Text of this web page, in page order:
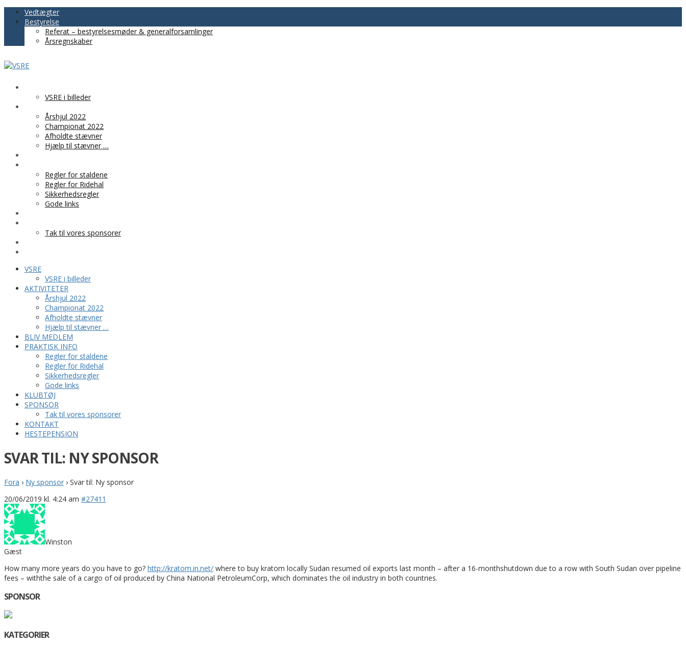
Vedtægter
Bestyrelse
Referat – bestyrelsesmøder & generalforsamlinger
Årsregnskaber
VSRE i billeder
Årshjul 2022
Championat 2022
Afholdte stævner
Hjælp til stævner …
Regler for staldene
Regler for Ridehal
Sikkerhedsregler
Gode links
Tak til vores sponsorer
VSRE
VSRE i billeder
AKTIVITETER
Årshjul 2022
Championat 2022
Afholdte stævner
Hjælp til stævner …
BLIV MEDLEM
PRAKTISK INFO
Regler for staldene
Regler for Ridehal
Sikkerhedsregler
Gode links
KLUBTØJ
SPONSOR
Tak til vores sponsorer
KONTAKT
HESTEPENSION
SVAR TIL: NY SPONSOR
Fora › Ny sponsor › Svar til: Ny sponsor
20/06/2019 kl. 4:24 am #27411
Winston
Gæst
How many more years do you have to go? http://kratom.in.net/ where to buy kratom locally Sudan resumed oil exports last month – after a 16-monthshutdown due to a row with South Sudan over pipeline
fees – withthe sale of a cargo of oil produced by China National PetroleumCorp, which dominates the oil industry in both countries.
SPONSOR
KATEGORIER